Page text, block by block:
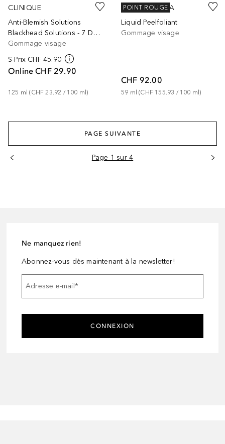
CLINIQUE
Anti-Blemish Solutions
Blackhead Solutions - 7 Day Deep Pore Cleanse & Scrub 125ml
Gommage visage
S-Prix CHF 45.90
Online CHF 29.90
125 ml (CHF 23.92 / 100 ml)
DERMALOGICA
Liquid Peelfoliant
Gommage visage
CHF 92.00
59 ml (CHF 155.93 / 100 ml)
POINT ROUGE
PAGE SUIVANTE
Page 1 sur 4
Ne manquez rien!
Abonnez-vous dès maintenant à la newsletter!
Adresse e-mail *
CONNEXION